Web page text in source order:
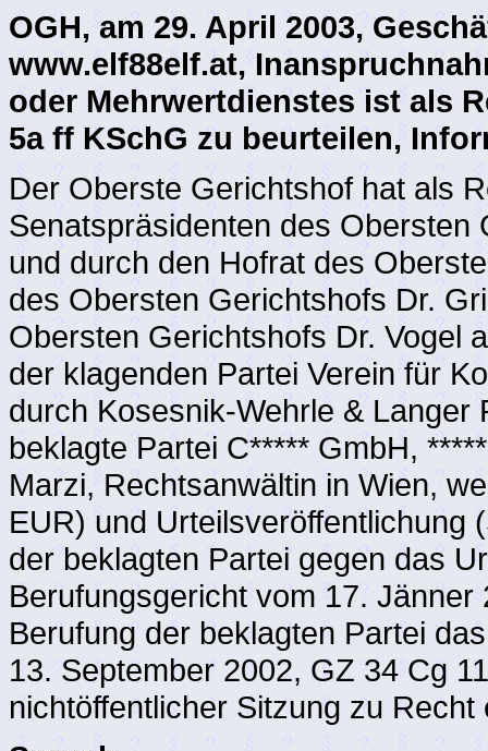
OGH, am 29. April 2003,
www.elf88elf.at,
oder Mehrwertdienstes ist als
5a ff KSchG zu beurteilen,
Der Oberste Gerichtshof hat als
Senatspräsidenten des Obersten
und durch den Hofrat des
des Obersten Gerichtshofs Dr.
Obersten Gerichtshofs Dr. Vogel
der klagenden Partei Verein für
durch Kosesnik-Wehrle &
beklagte Partei C***** GmbH,
Marzi, Rechtsanwältin in Wien,
EUR) und Urteilsveröffentlichung
der beklagten Partei gegen das
Berufungsgericht vom 17.
Berufung der beklagten Partei
13. September 2002, GZ 34 Cg
nichtöffentlicher Sitzung zu Recht